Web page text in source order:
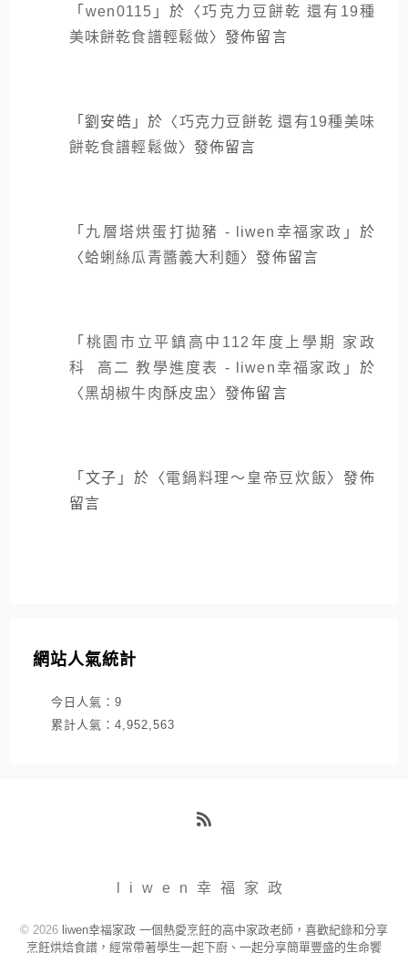
「wen0115 」於〈巧克力豆餅乾 還有19種
美味餅乾食譜輕鬆做〉發佈留言
「劉安皓 」於〈巧克力豆餅乾 還有19種美味
餅乾食譜輕鬆做〉發佈留言
「 九層塔烘蛋打拋豬 - liwen幸福家政 」於
〈蛤蜊絲瓜青醬義大利麵〉發佈留言
「 桃園市立平鎮高中112年度上學期 家政
科 高二 教學進度表 - liwen幸福家政 」於
〈黑胡椒牛肉酥皮盅 〉發佈留言
「 文子 」於〈電鍋料理～皇帝豆炊飯〉發佈
留言
網站人氣統計
今日人氣： 9
累計人氣： 4,952,563
liwen幸福家政
© 2026 liwen幸福家政 一個熱愛烹飪的高中家政老師，喜歡紀錄和分享
烹飪烘焙食譜，經常帶著學生一起下廚、一起分享簡單豐盛的生命饗